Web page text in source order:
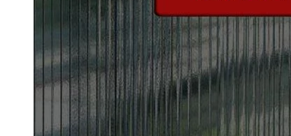
חדשות החברה
חדשות בתעשייה
הודעה של החברה